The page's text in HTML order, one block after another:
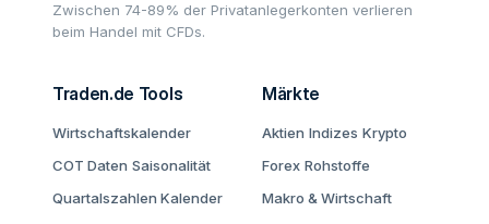
Zwischen 74-89% der Privatanlegerkonten verlieren
beim Handel mit CFDs.
Traden.de Tools
Wirtschaftskalender
COT Daten Saisonalität
Quartalszahlen Kalender
Märkte
Aktien Indizes Krypto
Forex Rohstoffe
Makro & Wirtschaft